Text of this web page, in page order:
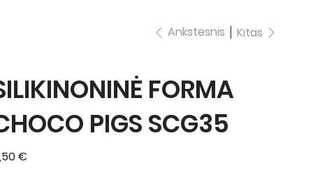
Ankstesnis Kitas
FORMA
PIGS SCG35
€